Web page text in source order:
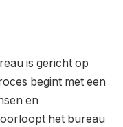
is gericht op
begint met een
en
het bureau